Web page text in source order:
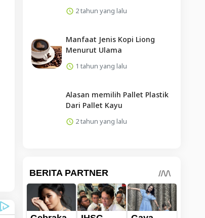
2 tahun yang lalu
Manfaat Jenis Kopi Liong
Menurut Ulama
1 tahun yang lalu
Alasan memilih Pallet Plastik
Dari Pallet Kayu
2 tahun yang lalu